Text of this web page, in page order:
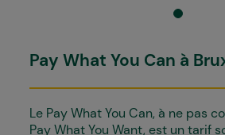
Pay What You Can à
Le Pay What You Can, à ne pas
Pay What You Want, est un tarif